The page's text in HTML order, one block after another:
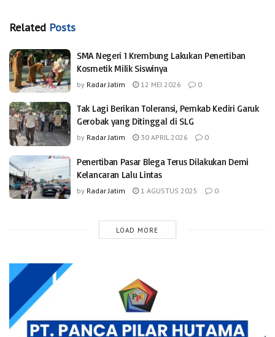
Related Posts
SMA Negeri 1 Krembung Lakukan Penertiban
Kosmetik Milik Siswinya
by Radar Jatim 12 MEI 2026 0
Tak Lagi Berikan Toleransi, Pemkab Kediri Garuk
Gerobak yang Ditinggal di SLG
by Radar Jatim 30 APRIL 2026 0
Penertiban Pasar Blega Terus Dilakukan Demi
Kelancaran Lalu Lintas
by Radar Jatim 1 AGUSTUS 2025 0
LOAD MORE